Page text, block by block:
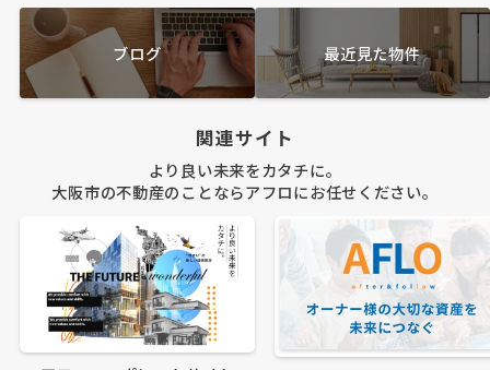
ブログ 最近見た物件
関連サイト
より良い未来をカタチに。
大阪市の不動産のことならアフロにお任せください。